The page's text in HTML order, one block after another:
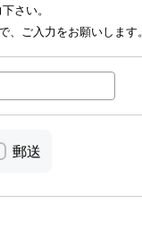
さい。
ご入力をお願いします。
郵送